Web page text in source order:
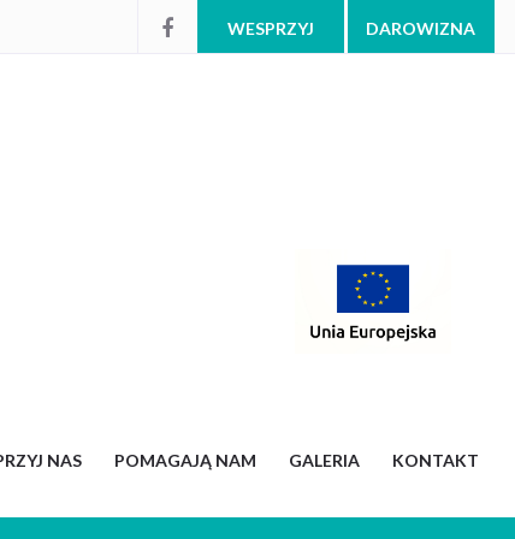
WESPRZYJ DAROWIZNA
NAS POMAGAJĄ NAM GALERIA KONTAKT